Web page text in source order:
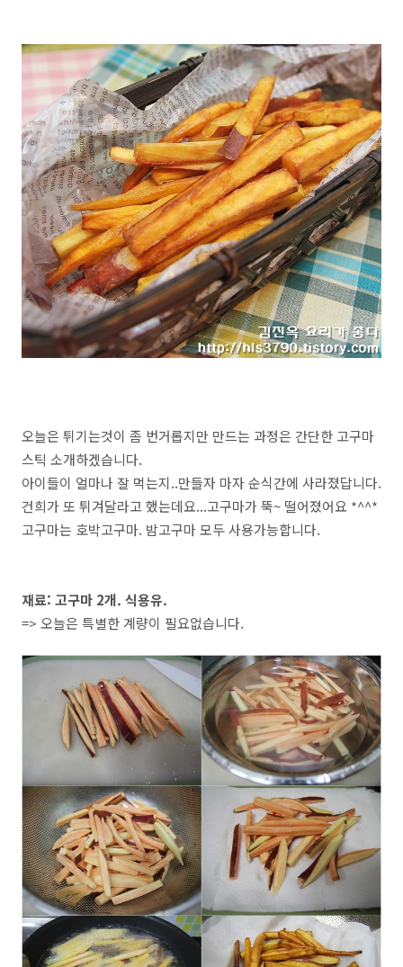
오늘은 튀기는것이 좀 번거롭지만 만드는 과정은 간단한 고구마
스틱 소개하겠습니다.
아이들이 얼마나 잘 먹는지..만들자 마자 순식간에 사라졌답니다.
건희가 또 튀겨달라고 했는데요...고구마가 뚝~ 떨어졌어요 *^^*
고구마는 호박고구마. 밤고구마 모두 사용가능합니다.
재료: 고구마 2개. 식용유.
=> 오늘은 특별한 계량이 필요없습니다.